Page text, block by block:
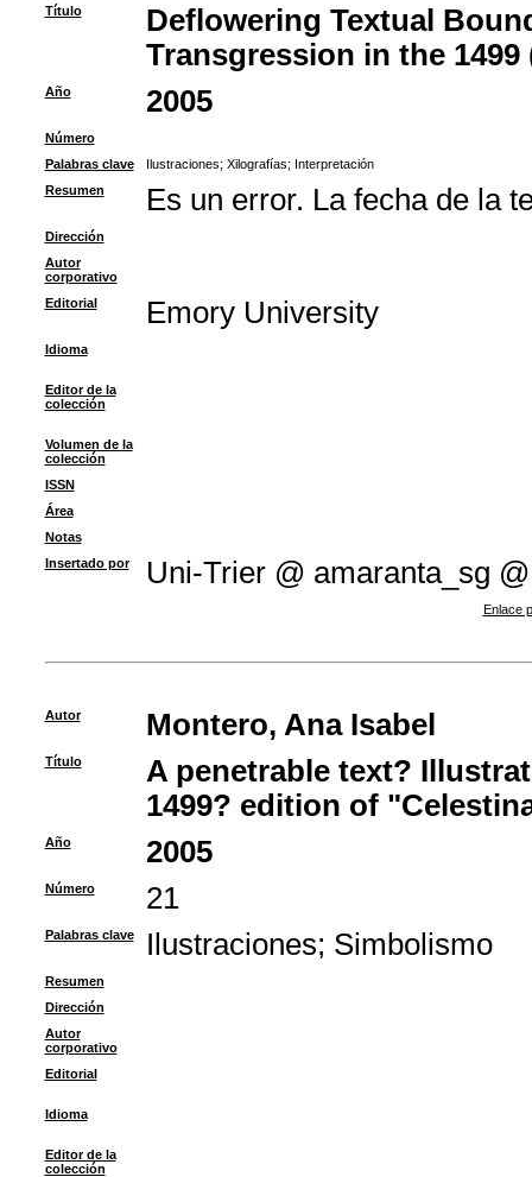
Título
Deflowering Textual
Transgression in the
Año 2005
Número
Palabras clave
Ilustraciones; Xilografías; Interpretación
Resumen
Es un error. La fecha de la
Dirección
Autor
corporativo
Editorial
Emory University
Idioma
Editor de la
colección
Volumen de la
colección
ISSN
Área
Notas
Insertado por
Uni-Trier @ amaranta_sg @
Enlace
Autor Montero, Ana Isabel
Título
A penetrable text?
1499? edition of
Año 2005
Número 21
Palabras clave Ilustraciones; Simbolismo
Resumen
Dirección
Autor
corporativo
Editorial
Idioma
Editor de la
colección